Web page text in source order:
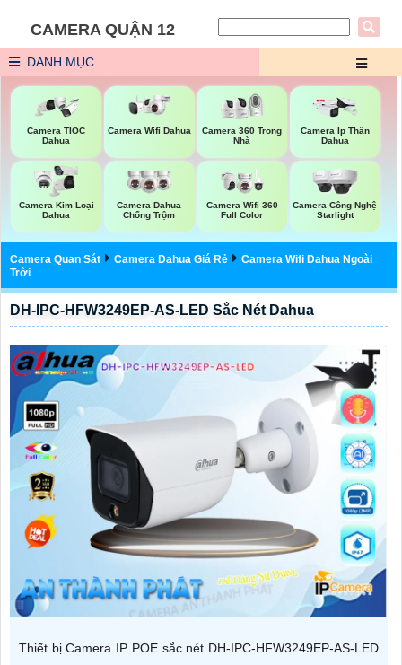
CAMERA QUẬN 12
DANH MỤC
Camera TIOC
Dahua
Camera Wifi Dahua
Camera 360 Trong
Nhà
Camera Ip Thân
Dahua
Camera Kim Loại
Dahua
Camera Dahua
Chống Trộm
Camera Wifi 360
Full Color
Camera Công Nghệ
Starlight
Camera Quan Sát Camera Dahua Giá Rẻ
Camera Wifi Dahua Ngoài
Trời
DH-IPC-HFW3249EP-AS-LED Sắc Nét Dahua
Thiết bị Camera IP POE sắc nét DH-IPC-HFW3249EP-AS-LED